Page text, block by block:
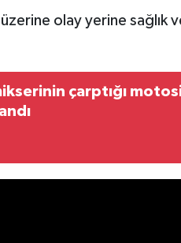
olay yerine sağlık
çarptığı